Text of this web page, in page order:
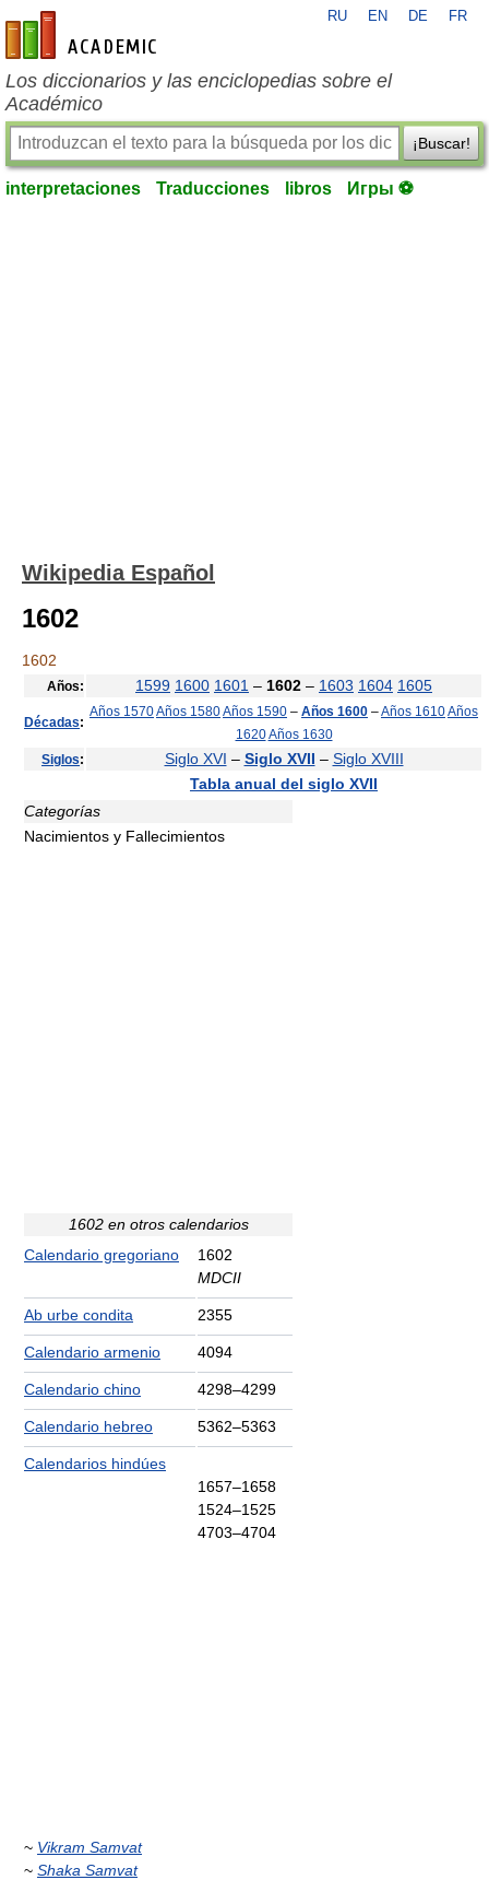
es-academic.com
RU EN DE FR
Los diccionarios y las enciclopedias sobre el
Académico
¡Buscar!
interpretaciones Traducciones libros Игры ⚽
Wikipedia Español
1602
1602
Años: 1599 1600 1601 – 1602 – 1603 1604 1605
Décadas:
Años 1570Años 1580Años 1590 – Años 1600 –Años 1610Años
1620Años 1630
Siglos: Siglo XVI – Siglo XVII – Siglo XVIII
Tabla anual del siglo XVII
Categorías
Nacimientos y Fallecimientos
1602 en otros calendarios
Calendario gregoriano
1602
MDCII
Ab urbe condita 2355
Calendario armenio 4094
Calendario chino 4298–4299
Calendario hebreo 5362–5363
Calendarios hindúes
~ Vikram Samvat
~ Shaka Samvat
1657–1658
1524–1525
4703–4704